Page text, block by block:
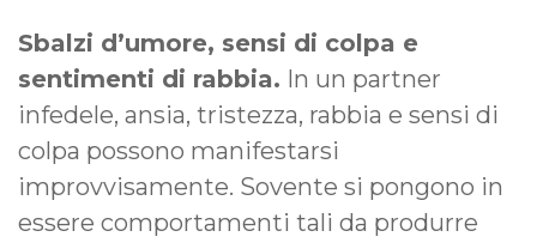
Sbalzi d’umore, sensi di colpa e
sentimenti di rabbia. In un partner
infedele, ansia, tristezza, rabbia e sensi di
colpa possono manifestarsi
improvvisamente. Sovente si pongono in
essere comportamenti tali da produrre